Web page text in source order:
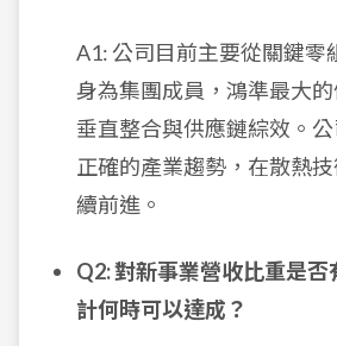
A1: 公司目前主要從關鍵零
身為集團成員，鴻準最大
垂直整合與供應鏈綜效。
正確的產業趨勢，在散熱
續前進。
Q2: 對新事業營收比重是
計何時可以達成？